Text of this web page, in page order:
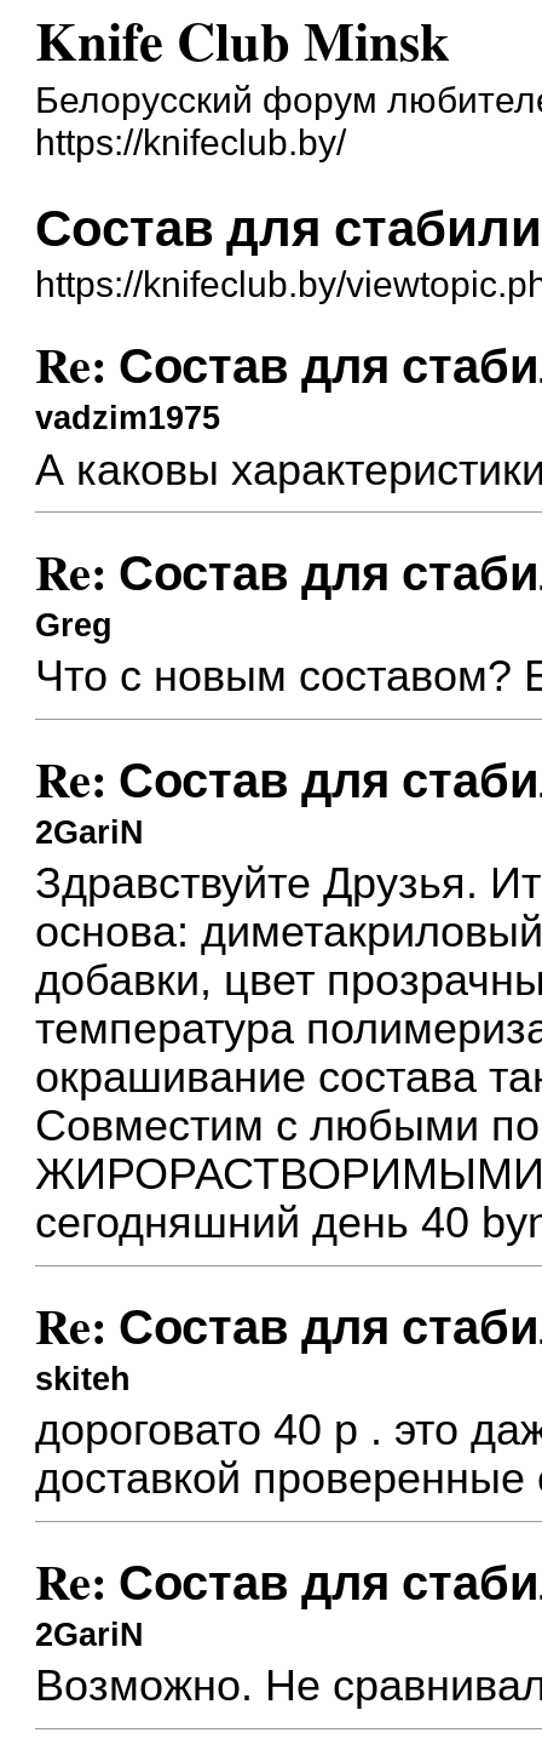
Knife Club Minsk
Белорусский форум
https://knifeclub.by/
Состав для
https://knifeclub.by/
Re: Состав для
vadzim1975
А каковы
Re: Состав для
Greg
Что с новым составом?
Re: Состав для
2GariN
Здравствуйте Друзья.
основа:
добавки, цвет
температура
окрашивание состава
Совместим с любыми
ЖИРОРАСТВОРИМЫМИ
сегодняшний день 40
Re: Состав для
skiteh
дороговато 40 р . это
доставкой проверенные
Re: Состав для
2GariN
Возможно. Не